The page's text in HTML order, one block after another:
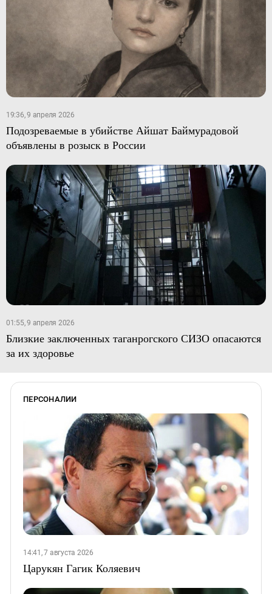
19:36, 9 апреля 2026
Подозреваемые в убийстве Айшат Баймурадовой
объявлены в розыск в России
01:55, 9 апреля 2026
Близкие заключенных таганрогского СИЗО опасаются
за их здоровье
ПЕРСОНАЛИИ
14:41, 7 августа 2026
Царукян Гагик Коляевич